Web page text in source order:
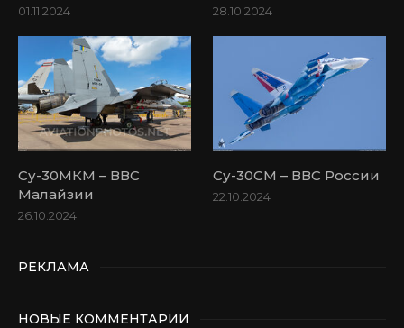
01.11.2024 28.10.2024
Су-30МКМ – ВВС
Малайзии
26.10.2024
Су-30СМ – ВВС России
22.10.2024
РЕКЛАМА
НОВЫЕ КОММЕНТАРИИ